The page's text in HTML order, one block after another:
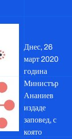
Днес, 26
март 2020
година
Министър
Ананиев
издаде
заповед, с
която